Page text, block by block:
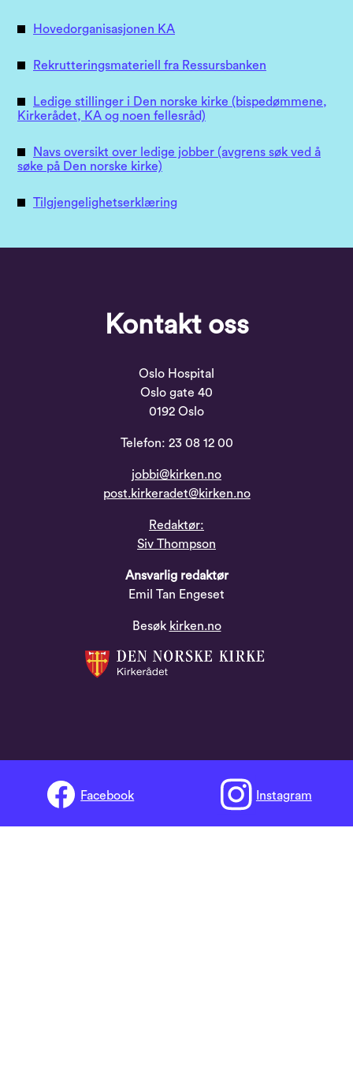
Hovedorganisasjonen KA
Rekrutteringsmateriell fra Ressursbanken
Ledige stillinger i Den norske kirke (bispedømmene,
Kirkerådet, KA og noen fellesråd)
Navs oversikt over ledige jobber (avgrens søk ved å
søke på Den norske kirke)
Tilgjengelighetserklæring
Kontakt oss
Oslo Hospital
Oslo gate 40
0192 Oslo
Telefon: 23 08 12 00
jobbi@kirken.no
post.kirkeradet@kirken.no
Redaktør:
Siv Thompson
Ansvarlig redaktør
Emil Tan Engeset
Besøk kirken.no
Facebook Instagram